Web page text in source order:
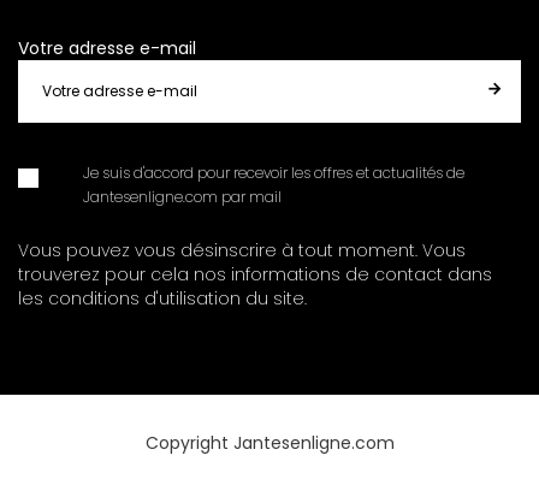
Votre adresse e-mail
Je suis d'accord pour recevoir les offres et actualités de
Jantesenligne.com par mail
Vous pouvez vous désinscrire à tout moment. Vous
trouverez pour cela nos informations de contact dans
les conditions d'utilisation du site.
Copyright Jantesenligne.com